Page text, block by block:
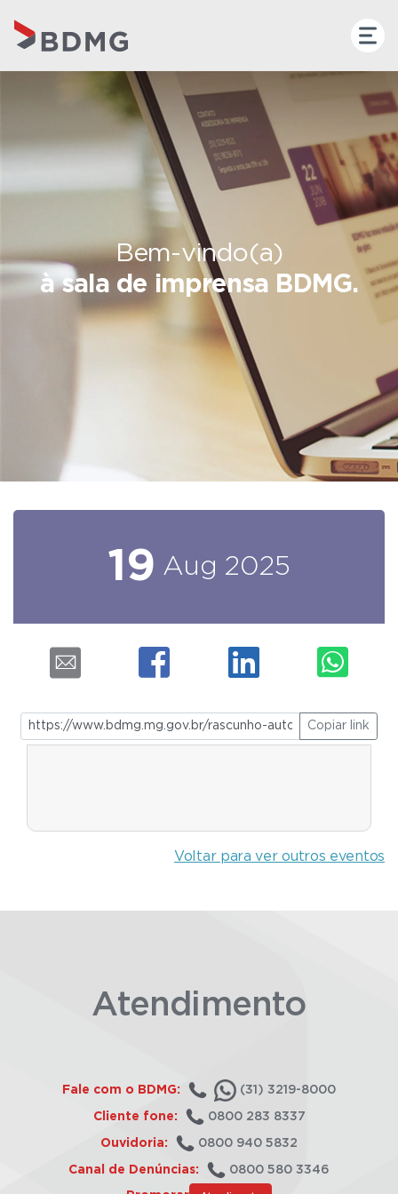
Bem-vindo(a)
à sala de imprensa BDMG.
19 Aug 2025
Copiar link
Voltar para ver outros eventos
Atendimento
Fale com o BDMG: (31) 3219-8000
Cliente fone: 0800 283 8337
Ouvidoria: 0800 940 5832
Canal de Denúncias: 0800 580 3346